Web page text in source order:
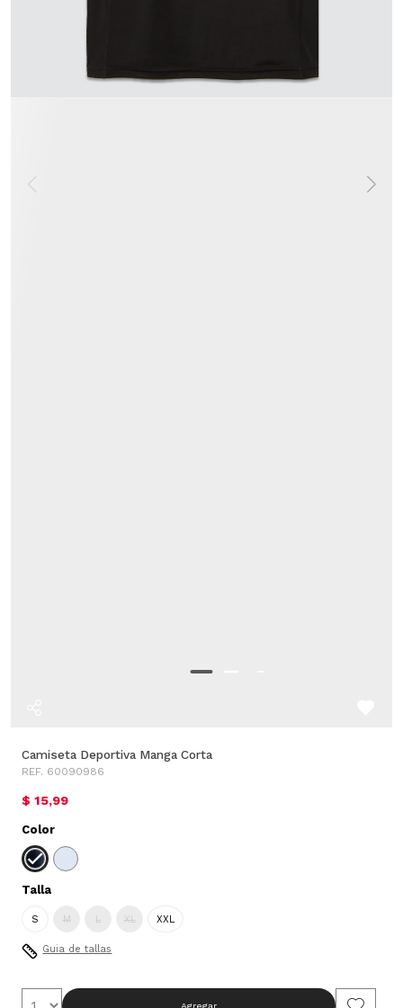
Camiseta Deportiva Manga Corta
REF. 60090986
$ 15,99
Color
Talla
S M L XL XXL
Guia de tallas